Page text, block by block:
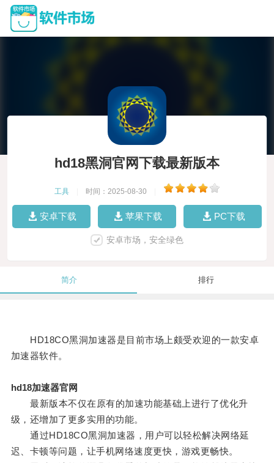
hd18黑洞官网下载最新版本
工具 时间：2025-08-30
安卓下载 苹果下载 PC下载
安卓市场，安全绿色
简介 排行
HD18CO黑洞加速器是目前市场上颇受欢迎的一款安卓
加速器软件。
hd18加速器官网
最新版本不仅在原有的加速功能基础上进行了优化升
级，还增加了更多实用的功能。
通过HD18CO黑洞加速器，用户可以轻松解决网络延
迟、卡顿等问题，让手机网络速度更快，游戏更畅快。